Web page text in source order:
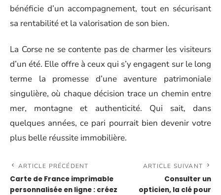
bénéficie d’un accompagnement, tout en sécurisant
sa rentabilité et la valorisation de son bien.
La Corse ne se contente pas de charmer les visiteurs
d’un été. Elle offre à ceux qui s’y engagent sur le long
terme la promesse d’une aventure patrimoniale
singulière, où chaque décision trace un chemin entre
mer, montagne et authenticité. Qui sait, dans
quelques années, ce pari pourrait bien devenir votre
plus belle réussite immobilière.
ARTICLE PRÉCÉDENT
Carte de France imprimable
personnalisée en ligne : créez
ARTICLE SUIVANT
Consulter un
opticien, la clé pour